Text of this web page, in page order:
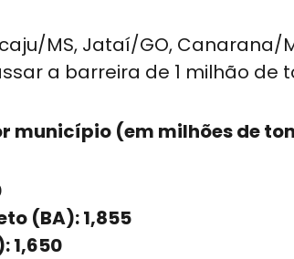
MS, Jataí/GO, Canarana/
a barreira de 1 milhão de
município (em milhões de
(BA): 1,855
1,650